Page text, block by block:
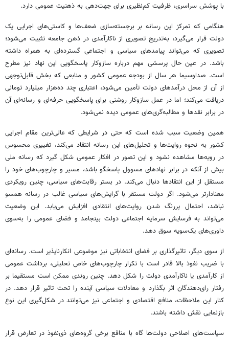
با پوشش سراسری، ظرفیت کم‌نظیری برای جهت‌دهی به ذهنیت عمومی دارد.
هنگامی که تمرکز این رسانه بر برجسته‌سازی ضعف‌ها و کاستی‌های اجرایی یک
دولت قرار می‌گیرد، به‌تدریج تصویری از ناکارآمدی در ذهن جامعه تثبیت می‌شود؛
تصویری که می‌تواند پیامدهای سیاسی و اجتماعی گسترده‌ای به همراه داشته
باشد. در عین حال پرسشی مهم درباره سازوکار پاسخگویی این نهاد نیز مطرح
است. صداوسیما هر سال از بودجه عمومی کشور و منابعی که بخش قابل‌توجهی
از آن از محل درآمدهای دولت تأمین می‌شود، اعتباری چند ده‌هزار میلیارد تومانی
دریافت می‌کند؛ اما در عمل سازوکار روشنی برای پاسخگویی حرفه‌ای و رسانه‌ای آن
در برابر نقدها و مطالبه‌گری‌های عمومی دیده نمی‌شود.
همین وضعیت سبب شده است که حتی در شرایطی که عالی‌ترین مقام اجرایی
کشور به نحوه روایت‌ها و تحلیل‌های این رسانه انتقاد می‌کند، تغییری محسوس
در رویه‌ها مشاهده نشود و این تصور در افکار عمومی شکل گیرد که رسانه ملی
بیش از آنکه در برابر نهادهای مسوول پاسخگو باشد، مسیر و چارچوب‌های خود را
مستقل از این انتقادها دنبال می‌کند. در بستر رقابت‌های سیاسی، چنین رویکردی
معنادارتر می‌شود. اگر دولت مستقر با گرایش‌های سیاسی غالب در رسانه همسو
نباشد، احتمال پررنگ شدن روایت‌های انتقادی افزایش می‌یابد. این وضعیت
می‌تواند به فرسایش سرمایه اجتماعی دولت بینجامد و فضای عمومی را به‌سوی
داوری‌های یک‌سویه سوق دهد.
از سوی دیگر، تاثیرگذاری بر فضای انتخاباتی نیز موضوعی انکارناپذیر است. رسانه‌ای
با ضریب نفوذ بالا قادر است با تکرار چارچوب‌های خاص تحلیلی، برداشت عمومی
از کارآمدی یا ناکارآمدی دولت را شکل دهد. چنین روندی ممکن است مستقیما بر
رفتار رای‌دهندگان اثر بگذارد و معادلات سیاسی آینده را تحت تاثیر قرار دهد. در
کنار این ملاحظات، منافع اقتصادی و اجتماعی نیز می‌توانند در شکل‌گیری این نوع
بازنمایی نقش داشته باشند.
سیاست‌های اصلاحی دولت‌ها گاه با منافع برخی گروه‌های ذی‌نفوذ در تعارض قرار